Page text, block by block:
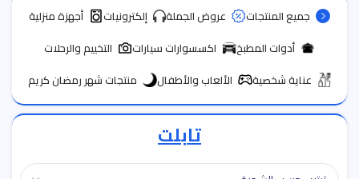
جميع المنتجات عروض الجملة إلكترونيات
أجهزة منزلية
أدوات المطبخ
اكسسوارات سيارات
التخييم والرحلات
عناية شخصية
الألعاب والأطفال منتجات شهر رمضان كريم
تابلت